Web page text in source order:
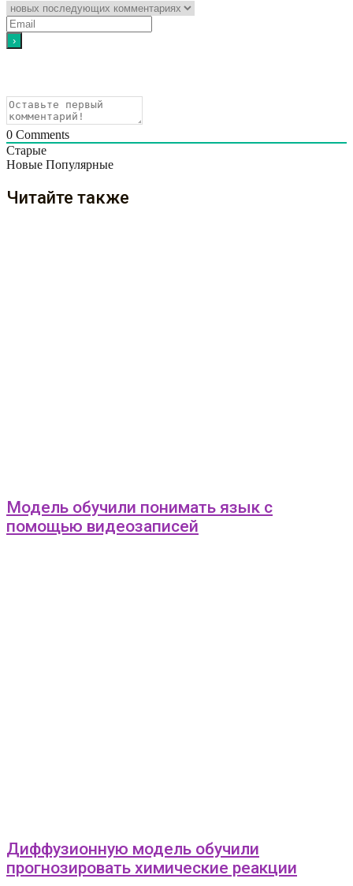
0 Comments
Старые
Новые Популярные
Читайте также
Модель обучили понимать язык с
помощью видеозаписей
Диффузионную модель обучили
прогнозировать химические реакции